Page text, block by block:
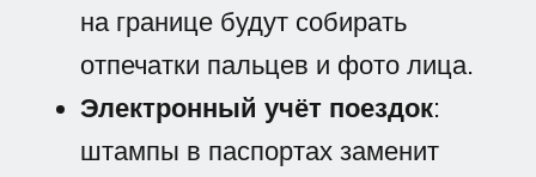
на границе будут собирать
отпечатки пальцев и фото лица.
Электронный учёт поездок:
штампы в паспортах заменит